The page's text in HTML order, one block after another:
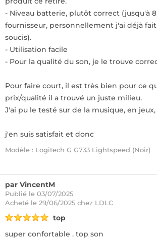
- Niveau batterie, plutôt correct (jusqu'à
fournisseur, personnellement j'ai déjà
soucis).
- Utilisation facile
- Pour la qualité du son, je le trouve
Pour faire court, il est très bien pour ce
prix/qualité il a trouvé un juste milieu.
J'ai pu le testé sur de la musique, en jeux,
j'en suis satisfait et donc
Modèle : Logitech G G733 Lightspeed (Noir)
par VincentM
Publié le 03/07/2025
Acheté le 29/06/2025 chez LDLC
top
super confortable . top son